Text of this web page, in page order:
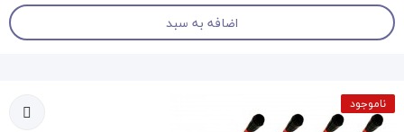
اضافه به سبد
ناموجود